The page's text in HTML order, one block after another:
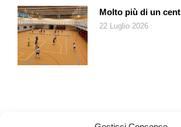
chiesa di Santa Croce commissionata a mio
Domenico nel 1916 o ancora, risalente al
coppi per il locale Battistero». La religione
aspetto rilevante della vita dell’epoca: «I miei
frequentavano con devozione alcuni santuari
Molto più di un
22 Luglio 2026